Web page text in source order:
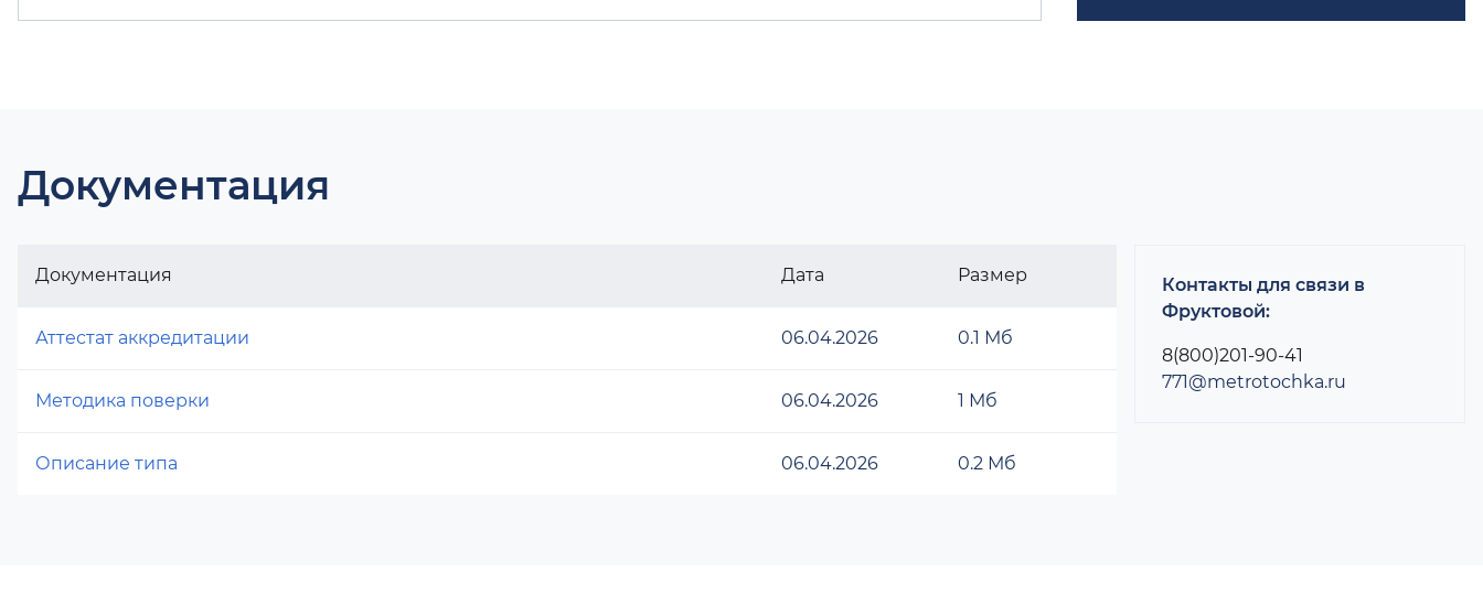
Документация
Документация Дата Размер
Аттестат аккредитации 06.04.2026 0.1 Мб
Методика поверки 06.04.2026 1 Мб
Описание типа 06.04.2026 0.2 Мб
Контакты для связи в
Фруктовой:
8(800)201-90-41
771@metrotochka.ru